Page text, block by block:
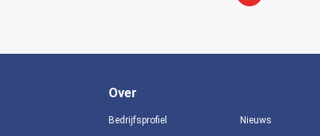
Over
Bedrijfsprofiel Nieuws